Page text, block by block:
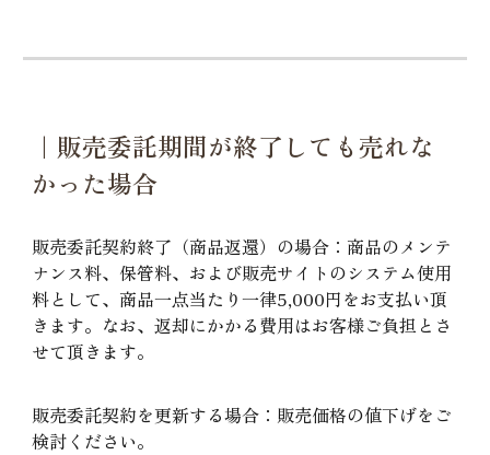
｜販売委託期間が終了しても売れな
かった場合
販売委託契約終了（商品返還）の場合：商品のメンテ
ナンス料、保管料、および販売サイトのシステム使用
料として、商品一点当たり一律5,000円をお支払い頂
きます。なお、返却にかかる費用はお客様ご負担とさ
せて頂きます。
販売委託契約を更新する場合：販売価格の値下げをご
検討ください。